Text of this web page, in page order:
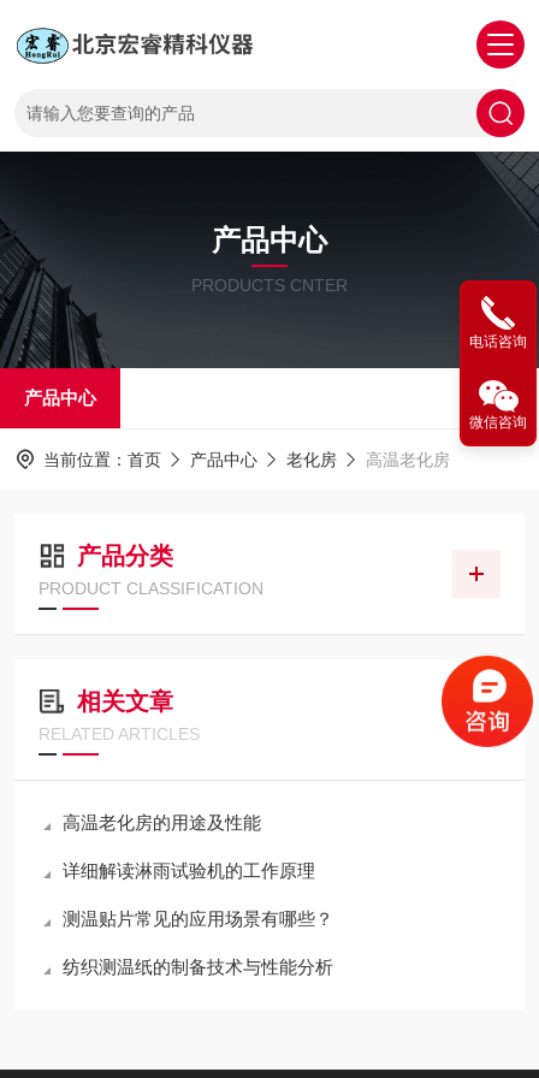
产品中心
PRODUCTS CNTER
产品中心
当前位置： 首页 产品中心 老化房 高温老化房
产品分类
PRODUCT CLASSIFICATION
相关文章
RELATED ARTICLES
高温老化房的用途及性能
详细解读淋雨试验机的工作原理
测温贴片常见的应用场景有哪些？
纺织测温纸的制备技术与性能分析
电话咨询
微信咨询